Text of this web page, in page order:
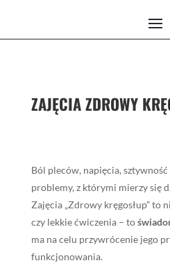
ZAJĘCIA ZDROWY
Ból pleców, napięcia,
problemy, z którymi mierzy się
Zajęcia „Zdrowy kręgosłup” to
czy lekkie ćwiczenia – to
ma na celu przywrócenie jego
funkcjonowania.